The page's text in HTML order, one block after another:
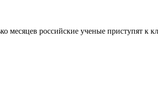
месяцев российские ученые приступят к